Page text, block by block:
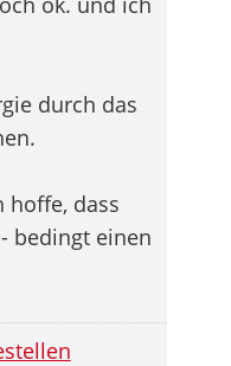
durch das
hoffe, dass
bedingt einen